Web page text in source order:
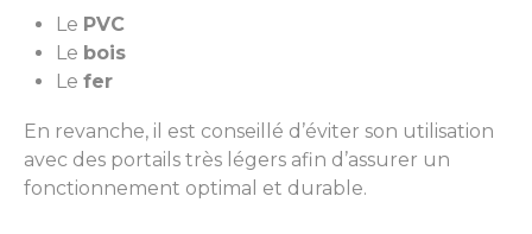
Le PVC
Le bois
Le fer
En revanche, il est conseillé d’éviter son utilisation
avec des portails très légers afin d’assurer un
fonctionnement optimal et durable.